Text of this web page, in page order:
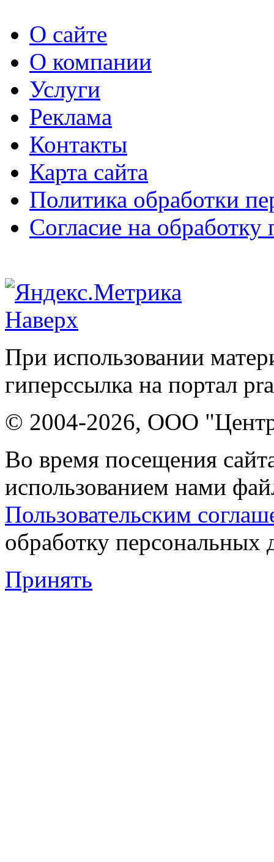
О сайте
О компании
Услуги
Реклама
Контакты
Карта сайта
Политика обработки
Согласие на
Наверх
При использовании
гиперссылка на портал
© 2004-2026, ООО "Центр
Во время посещения
использованием нами
Пользовательским
обработку персональных
Принять